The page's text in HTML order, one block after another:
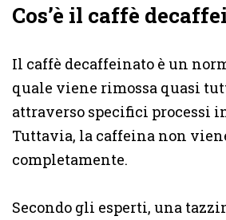
Cos’è il caffè
Il caffè decaffeinato è un
quale viene rimossa quasi
attraverso specifici processi
Tuttavia, la caffeina non
completamente.
Secondo gli esperti, una